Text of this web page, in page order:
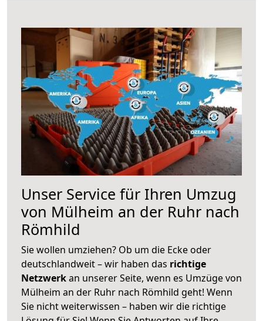
Unser Service für Ihren Umzug
von Mülheim an der Ruhr nach
Römhild
Sie wollen umziehen? Ob um die Ecke oder
deutschlandweit – wir haben das richtige
Netzwerkan unserer Seite, wenn es Umzüge von
Mülheim an der Ruhr nach Römhild geht! Wenn
Sie nicht weiterwissen – haben wir die richtige